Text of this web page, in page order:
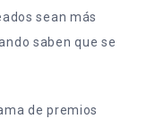
sean más
saben que se
de premios